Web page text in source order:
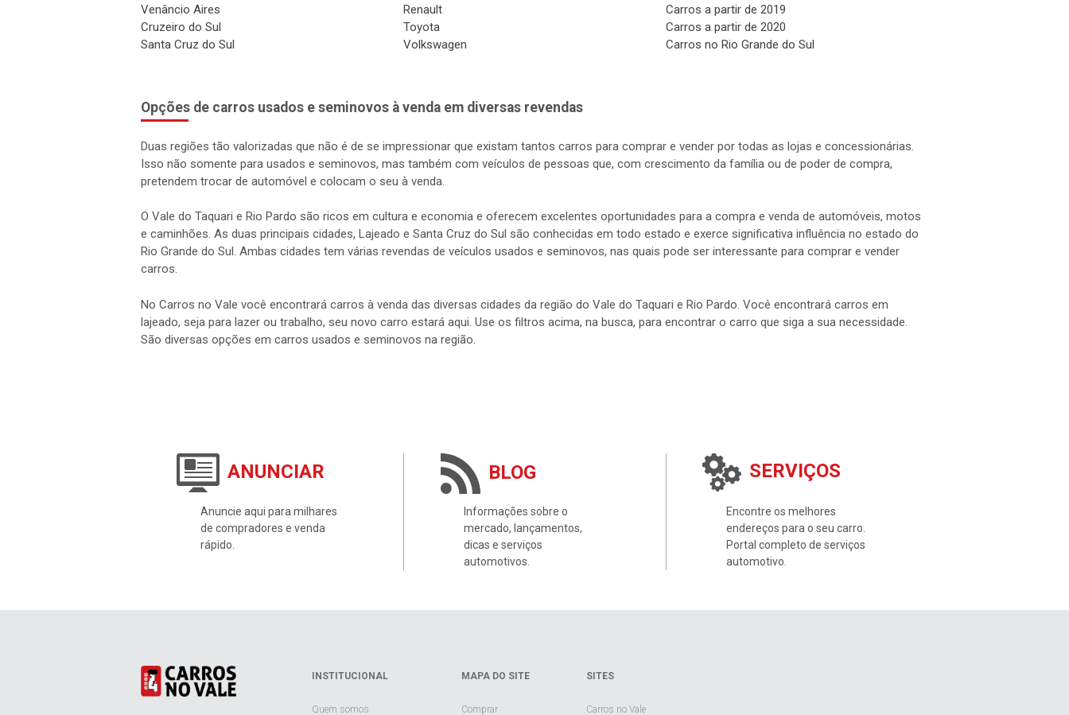
Venâncio Aires
Cruzeiro do Sul
Santa Cruz do Sul
Renault
Toyota
Volkswagen
Carros a partir de 2019
Carros a partir de 2020
Carros no Rio Grande do Sul
Opções de carros usados e seminovos à venda em diversas revendas
Duas regiões tão valorizadas que não é de se impressionar que existam tantos carros para comprar e vender por todas as lojas e concessionárias.
Isso não somente para usados e seminovos, mas também com veículos de pessoas que, com crescimento da família ou de poder de compra,
pretendem trocar de automóvel e colocam o seu à venda.
O Vale do Taquari e Rio Pardo são ricos em cultura e economia e oferecem excelentes oportunidades para a compra e venda de automóveis, motos
e caminhões. As duas principais cidades, Lajeado e Santa Cruz do Sul são conhecidas em todo estado e exerce significativa influência no estado do
Rio Grande do Sul. Ambas cidades tem várias revendas de veículos usados e seminovos, nas quais pode ser interessante para comprar e vender
carros.
No Carros no Vale você encontrará carros à venda das diversas cidades da região do Vale do Taquari e Rio Pardo. Você encontrará carros em
lajeado, seja para lazer ou trabalho, seu novo carro estará aqui. Use os filtros acima, na busca, para encontrar o carro que siga a sua necessidade.
São diversas opções em carros usados e seminovos na região.
ANUNCIAR
Anuncie aqui para milhares
de compradores e venda
rápido.
BLOG
Informações sobre o
mercado, lançamentos,
dicas e serviços
automotivos.
SERVIÇOS
Encontre os melhores
endereços para o seu carro.
Portal completo de serviços
automotivo.
INSTITUCIONAL
Quem somos
MAPA DO SITE
Comprar
SITES
Carros no Vale